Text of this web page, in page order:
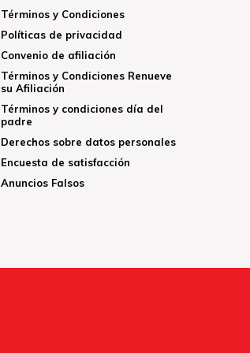
Términos y Condiciones
Políticas de privacidad
Convenio de afiliación
Términos y Condiciones Renueve
su Afiliación
Términos y condiciones día del
padre
Derechos sobre datos personales
Encuesta de satisfacción
Anuncios Falsos